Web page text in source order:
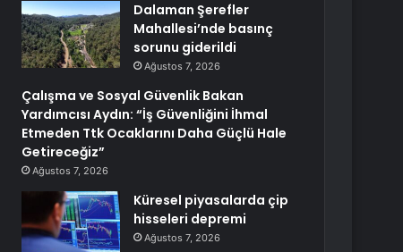
Dalaman Şerefler
Mahallesi’nde basınç
sorunu giderildi
Ağustos 7, 2026
Çalışma ve Sosyal Güvenlik Bakan
Yardımcısı Aydın: “İş Güvenliğini İhmal
Etmeden Ttk Ocaklarını Daha Güçlü Hale
Getireceğiz”
Ağustos 7, 2026
Küresel piyasalarda çip
hisseleri depremi
Ağustos 7, 2026